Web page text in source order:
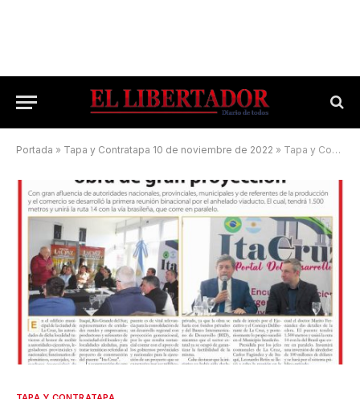
Portada » Tapa y Contratapa 10 de noviembre de 2022 » Tapa y Contratapa 13 de agosto de 2024